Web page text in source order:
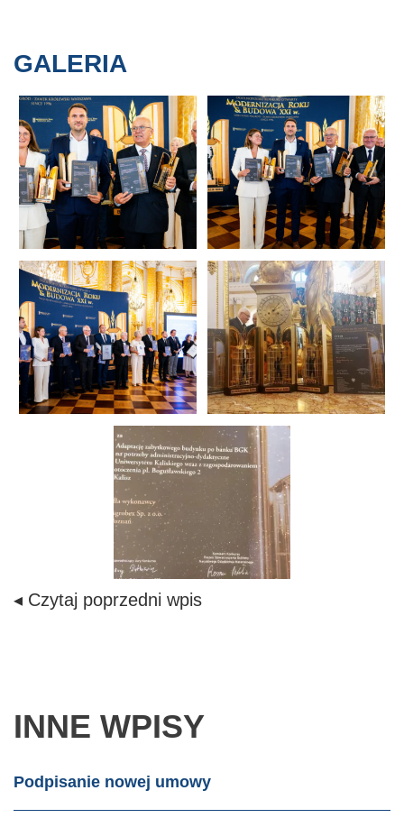
GALERIA
◂ Czytaj poprzedni wpis
INNE WPISY
Podpisanie nowej umowy